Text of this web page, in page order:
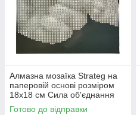
Алмазна мозаїка Strateg на
паперовій основі розміром
18х18 см Сила об'єднання
(JUB14404)
Готово до відправки